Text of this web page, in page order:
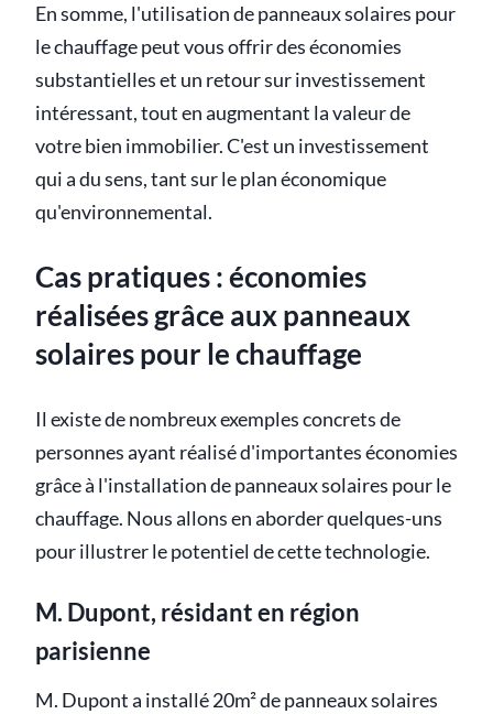
En somme, l'utilisation de panneaux solaires pour
le chauffage peut vous offrir des économies
substantielles et un retour sur investissement
intéressant, tout en augmentant la valeur de
votre bien immobilier. C'est un investissement
qui a du sens, tant sur le plan économique
qu'environnemental.
Cas pratiques : économies
réalisées grâce aux panneaux
solaires pour le chauffage
Il existe de nombreux exemples concrets de
personnes ayant réalisé d'importantes économies
grâce à l'installation de panneaux solaires pour le
chauffage. Nous allons en aborder quelques-uns
pour illustrer le potentiel de cette technologie.
M. Dupont, résidant en région
parisienne
M. Dupont a installé 20m² de panneaux solaires